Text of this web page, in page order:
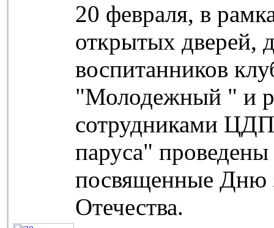
20 февраля, в
открытых дверей,
воспитанников
"Молодежный " и
сотрудниками
паруса" проведены
посвященные Дню
Отечества.